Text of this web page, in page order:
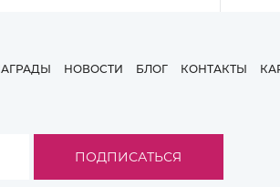
НОВОСТИ БЛОГ КОНТАКТЫ